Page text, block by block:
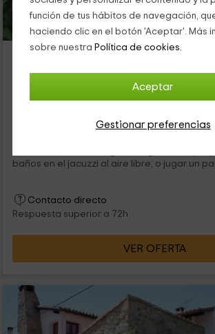
función de tus hábitos de navegación,
haciendo clic en el botón 'Aceptar'. Más
sobre nuestra Política de cookies.
Aceptar
Gestionar preferencias
Posada Real Quinta de la
baños en el jacuzzi al aire libre, o jugar un
cuádruple, así como suites.
Contacto directo
Respuesta superior a 72h
VER OFERTA